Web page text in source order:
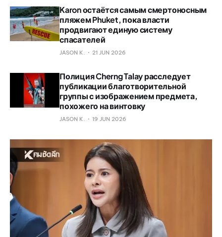
Karon остаётся самым смертоносным
пляжем Phuket, пока власти
продвигают единую систему
спасателей
JASON K. 21 JUN 2026
Полиция Cherng Talay расследует
публикации благотворительной
группы с изображением предмета,
похожего на винтовку
JASON K. 19 JUN 2026